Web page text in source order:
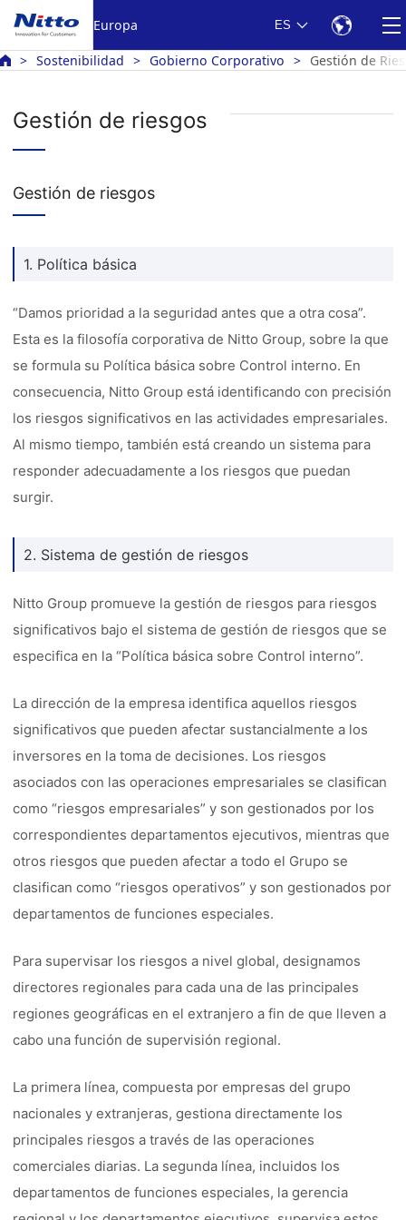
Europa ES
Sostenibilidad Gobierno Corporativo Gestión de
Gestión de riesgos
Gestión de riesgos
1. Política básica
“Damos prioridad a la seguridad antes que a otra cosa”.
Esta es la filosofía corporativa de Nitto Group, sobre la que
se formula su Política básica sobre Control interno. En
consecuencia, Nitto Group está identificando con precisión
los riesgos significativos en las actividades empresariales.
Al mismo tiempo, también está creando un sistema para
responder adecuadamente a los riesgos que puedan
surgir.
2. Sistema de gestión de riesgos
Nitto Group promueve la gestión de riesgos para riesgos
significativos bajo el sistema de gestión de riesgos que se
especifica en la “Política básica sobre Control interno”.
La dirección de la empresa identifica aquellos riesgos
significativos que pueden afectar sustancialmente a los
inversores en la toma de decisiones. Los riesgos
asociados con las operaciones empresariales se clasifican
como “riesgos empresariales” y son gestionados por los
correspondientes departamentos ejecutivos, mientras que
otros riesgos que pueden afectar a todo el Grupo se
clasifican como “riesgos operativos” y son gestionados por
departamentos de funciones especiales.
Para supervisar los riesgos a nivel global, designamos
directores regionales para cada una de las principales
regiones geográficas en el extranjero a fin de que lleven a
cabo una función de supervisión regional.
La primera línea, compuesta por empresas del grupo
nacionales y extranjeras, gestiona directamente los
principales riesgos a través de las operaciones
comerciales diarias. La segunda línea, incluidos los
departamentos de funciones especiales, la gerencia